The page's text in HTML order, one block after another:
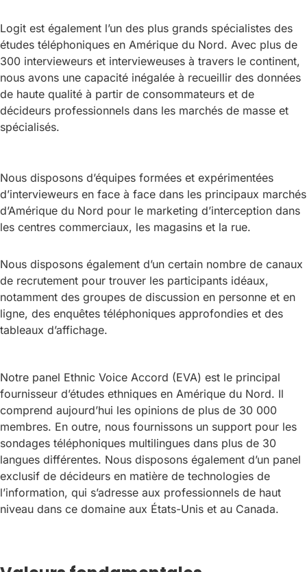
Logit est également l’un des plus grands spécialistes des
études téléphoniques en Amérique du Nord. Avec plus de
300 intervieweurs et intervieweuses à travers le continent,
nous avons une capacité inégalée à recueillir des données
de haute qualité à partir de consommateurs et de
décideurs professionnels dans les marchés de masse et
spécialisés.
Nous disposons d’équipes formées et expérimentées
d’intervieweurs en face à face dans les principaux marchés
d’Amérique du Nord pour le marketing d’interception dans
les centres commerciaux, les magasins et la rue.
Nous disposons également d’un certain nombre de canaux
de recrutement pour trouver les participants idéaux,
notamment des groupes de discussion en personne et en
ligne, des enquêtes téléphoniques approfondies et des
tableaux d’affichage.
Notre panel Ethnic Voice Accord (EVA) est le principal
fournisseur d’études ethniques en Amérique du Nord. Il
comprend aujourd’hui les opinions de plus de 30 000
membres. En outre, nous fournissons un support pour les
sondages téléphoniques multilingues dans plus de 30
langues différentes. Nous disposons également d’un panel
exclusif de décideurs en matière de technologies de
l’information, qui s’adresse aux professionnels de haut
niveau dans ce domaine aux États-Unis et au Canada.